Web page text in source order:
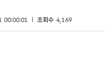
00:00:01 조회수 4,169